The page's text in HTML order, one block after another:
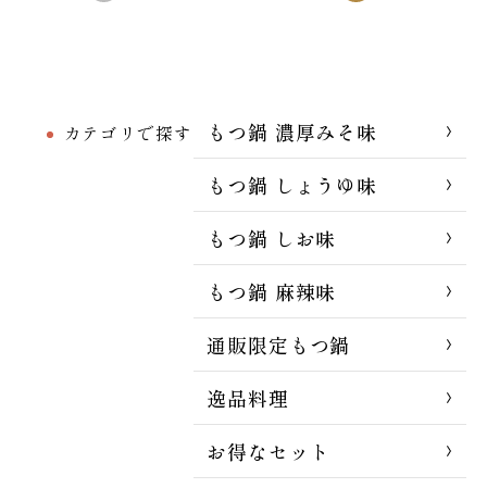
カテゴリで探す
もつ鍋 濃厚みそ味
もつ鍋 しょうゆ味
もつ鍋 しお味
もつ鍋 麻辣味
通販限定もつ鍋
逸品料理
お得なセット